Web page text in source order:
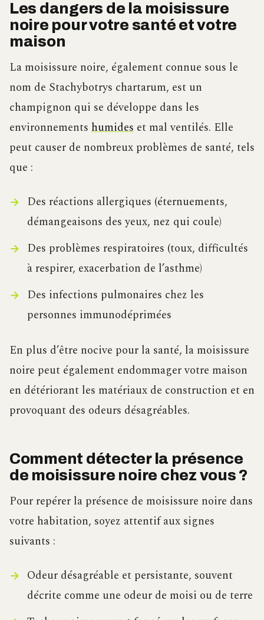
Les dangers de la moisissure
noire pour votre santé et votre
maison
La moisissure noire, également connue sous le
nom de Stachybotrys chartarum, est un
champignon qui se développe dans les
environnements humides et mal ventilés. Elle
peut causer de nombreux problèmes de santé, tels
que :
Des réactions allergiques (éternuements,
démangeaisons des yeux, nez qui coule)
Des problèmes respiratoires (toux, difficultés
à respirer, exacerbation de l’asthme)
Des infections pulmonaires chez les
personnes immunodéprimées
En plus d’être nocive pour la santé, la moisissure
noire peut également endommager votre maison
en détériorant les matériaux de construction et en
provoquant des odeurs désagréables.
Comment détecter la présence
de moisissure noire chez vous ?
Pour repérer la présence de moisissure noire dans
votre habitation, soyez attentif aux signes
suivants :
Odeur désagréable et persistante, souvent
décrite comme une odeur de moisi ou de terre